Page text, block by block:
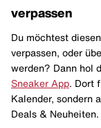
verpassen
Du möchtest diesen
verpassen, oder
werden? Dann hol
Sneaker App . Dort
Kalender, sondern
Deals &